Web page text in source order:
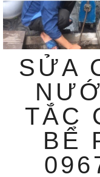
SỬA
TẮC
BỂ